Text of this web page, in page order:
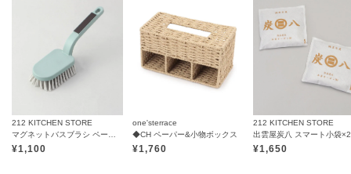
212 KITCHEN STORE
¥1,100
one'sterrace
◆CH ペーパー&小物ボックス
¥1,760
212 KITCHEN STORE
¥1,650